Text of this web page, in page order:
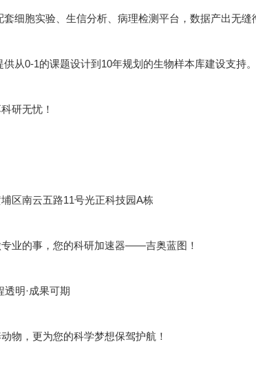
套细胞实验、生信分析、病理检测平台，数据产出无缝
从0-1的课题设计到10年规划的生物样本库建设支持。
研无忧！
区南云五路11号光正科技园A栋
业的事，您的科研加速器——吉奥蓝图！
透明·成果可期
物，更为您的科学梦想保驾护航！